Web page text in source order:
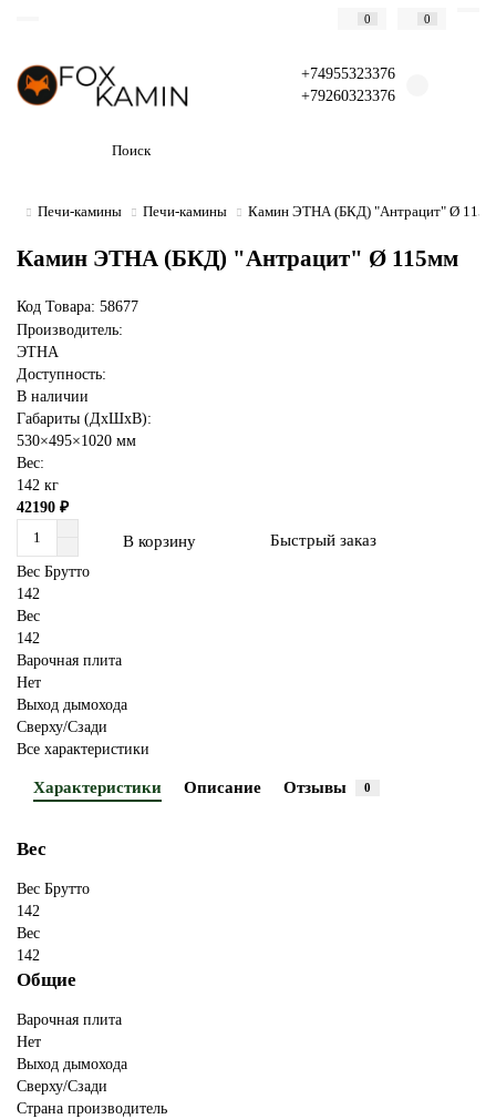
0 0
+74955323376
+79260323376
Печи-камины Печи-камины Камин ЭТНА (БКД) "Антрацит" Ø
Камин ЭТНА (БКД) "Антрацит" Ø 115мм
Код Товара: 58677
Производитель:
ЭТНА
Доступность:
В наличии
Габариты (ДхШхВ):
530×495×1020 мм
Вес:
142 кг
42190 ₽
В корзину Быстрый заказ
Вес Брутто
142
Вес
142
Варочная плита
Нет
Выход дымохода
Сверху/Сзади
Все характеристики
Характеристики Описание Отзывы 0
Вес
Вес Брутто
142
Вес
142
Общие
Варочная плита
Нет
Выход дымохода
Сверху/Сзади
Страна производитель